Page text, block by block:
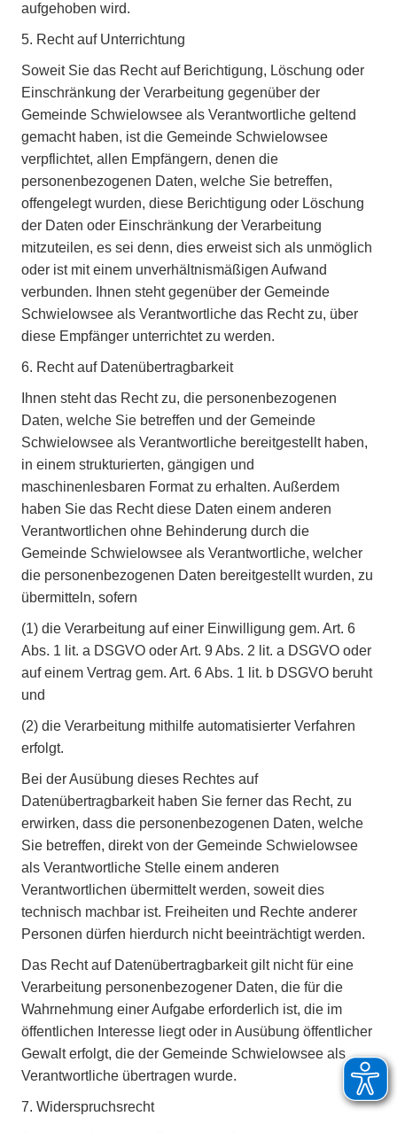
aufgehoben wird.
5. Recht auf Unterrichtung
Soweit Sie das Recht auf Berichtigung, Löschung oder
Einschränkung der Verarbeitung gegenüber der
Gemeinde Schwielowsee als Verantwortliche geltend
gemacht haben, ist die Gemeinde Schwielowsee
verpflichtet, allen Empfängern, denen die
personenbezogenen Daten, welche Sie betreffen,
offengelegt wurden, diese Berichtigung oder Löschung
der Daten oder Einschränkung der Verarbeitung
mitzuteilen, es sei denn, dies erweist sich als unmöglich
oder ist mit einem unverhältnismäßigen Aufwand
verbunden. Ihnen steht gegenüber der Gemeinde
Schwielowsee als Verantwortliche das Recht zu, über
diese Empfänger unterrichtet zu werden.
6. Recht auf Datenübertragbarkeit
Ihnen steht das Recht zu, die personenbezogenen
Daten, welche Sie betreffen und der Gemeinde
Schwielowsee als Verantwortliche bereitgestellt haben,
in einem strukturierten, gängigen und
maschinenlesbaren Format zu erhalten. Außerdem
haben Sie das Recht diese Daten einem anderen
Verantwortlichen ohne Behinderung durch die
Gemeinde Schwielowsee als Verantwortliche, welcher
die personenbezogenen Daten bereitgestellt wurden, zu
übermitteln, sofern
(1) die Verarbeitung auf einer Einwilligung gem. Art. 6
Abs. 1 lit. a DSGVO oder Art. 9 Abs. 2 lit. a DSGVO oder
auf einem Vertrag gem. Art. 6 Abs. 1 lit. b DSGVO beruht
und
(2) die Verarbeitung mithilfe automatisierter Verfahren
erfolgt.
Bei der Ausübung dieses Rechtes auf
Datenübertragbarkeit haben Sie ferner das Recht, zu
erwirken, dass die personenbezogenen Daten, welche
Sie betreffen, direkt von der Gemeinde Schwielowsee
als Verantwortliche Stelle einem anderen
Verantwortlichen übermittelt werden, soweit dies
technisch machbar ist. Freiheiten und Rechte anderer
Personen dürfen hierdurch nicht beeinträchtigt werden.
Das Recht auf Datenübertragbarkeit gilt nicht für eine
Verarbeitung personenbezogener Daten, die für die
Wahrnehmung einer Aufgabe erforderlich ist, die im
öffentlichen Interesse liegt oder in Ausübung öffentlicher
Gewalt erfolgt, die der Gemeinde Schwielowsee als
Verantwortliche übertragen wurde.
7. Widerspruchsrecht